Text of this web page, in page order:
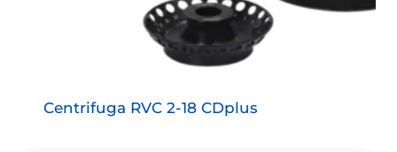
Centrifuga RVC 2-18 CDplus